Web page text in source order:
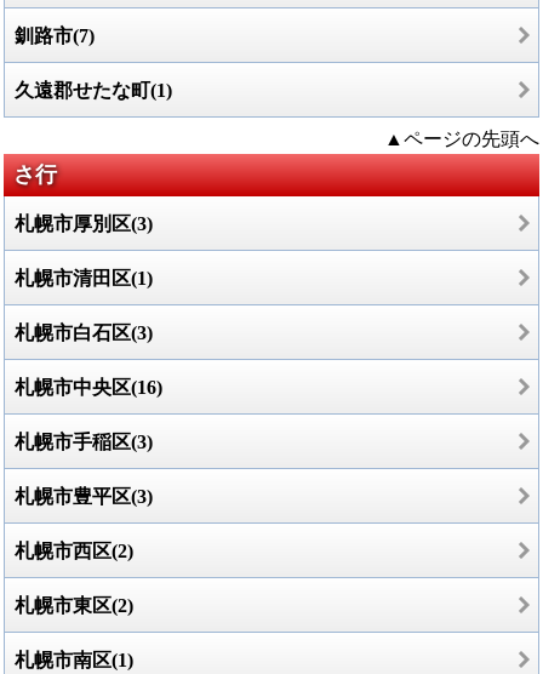
釧路市(7)
久遠郡せたな町(1)
▲ページの先頭へ
さ行
札幌市厚別区(3)
札幌市清田区(1)
札幌市白石区(3)
札幌市中央区(16)
札幌市手稲区(3)
札幌市豊平区(3)
札幌市西区(2)
札幌市東区(2)
札幌市南区(1)